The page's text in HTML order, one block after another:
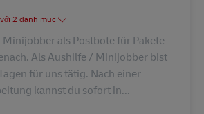
Công việc tương ứng với 2 danh mục
als Postbote für Pakete
Als Aushilfe / Minijobber bist
für uns tätig. Nach einer
kannst du sofort in...